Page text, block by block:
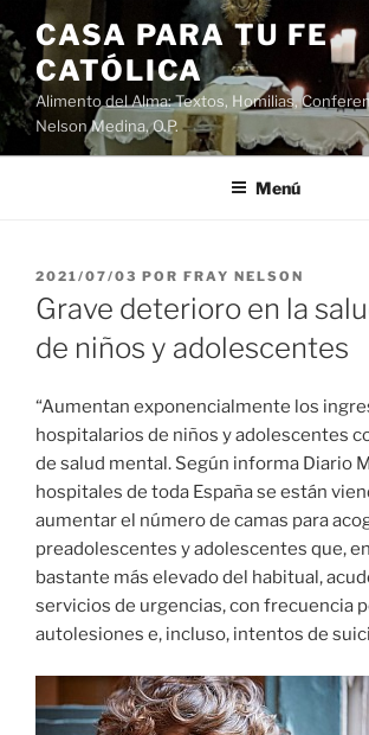
Saltar
al
contenido
CASA PARA TU FE
CATÓLICA
Alimento del Alma: Textos, Homilias,
Nelson Medina, O.P.
Menú
PUBLICADO
EL
2021/07/03 POR FRAY NELSON
Grave deterioro en la
de niños y adolescentes
“Aumentan exponencialmente los
hospitalarios de niños y adolescentes
de salud mental. Según informa Diario
hospitales de toda España se están
aumentar el número de camas para
preadolescentes y adolescentes que,
bastante más elevado del habitual,
servicios de urgencias, con frecuencia
autolesiones e, incluso, intentos de